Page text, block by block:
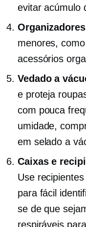
evitar acúmulo
menores,
acessórios
Vedado a
e proteja
​​com pouca
umidade,
em selado a
Caixas e
Use
para fácil
se de que
respiráveis